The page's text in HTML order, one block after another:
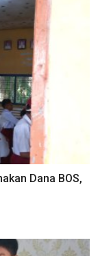
Dana BOS,